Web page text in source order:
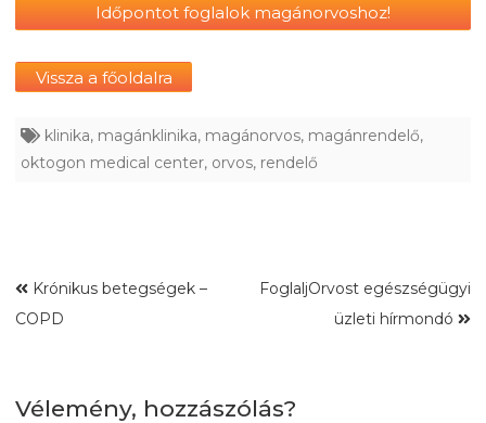
Időpontot foglalok magánorvoshoz!
Vissza a főoldalra
klinika, magánklinika, magánorvos, magánrendelő,
oktogon medical center, orvos, rendelő
Krónikus betegségek –
COPD
FoglaljOrvost egészségügyi
üzleti hírmondó
Vélemény, hozzászólás?